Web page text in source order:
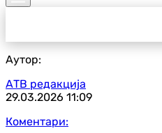
Аутор:
АТВ редакција
29.03.2026 11:09
Коментари: